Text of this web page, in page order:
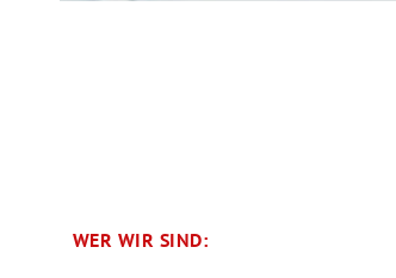
WER WIR SIND: